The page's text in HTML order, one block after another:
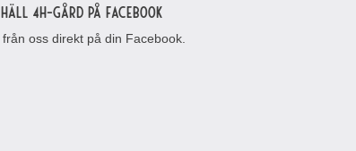
4H-gård på Facebook
oss direkt på din Facebook.